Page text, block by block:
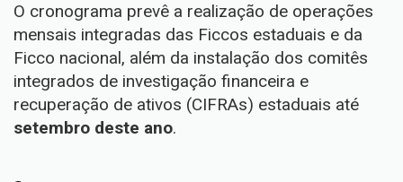
O cronograma prevê a realização de operações
mensais integradas das Ficcos estaduais e da
Ficco nacional, além da instalação dos comitês
integrados de investigação financeira e
recuperação de ativos (CIFRAs) estaduais até
setembro deste ano.